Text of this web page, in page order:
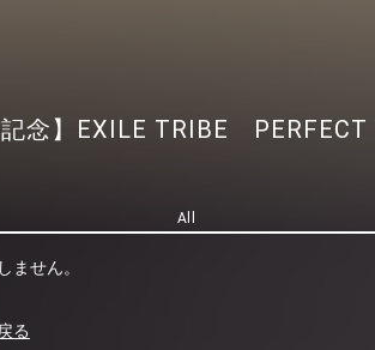
記念】EXILE TRIBE PERFECT
All
ません。
る